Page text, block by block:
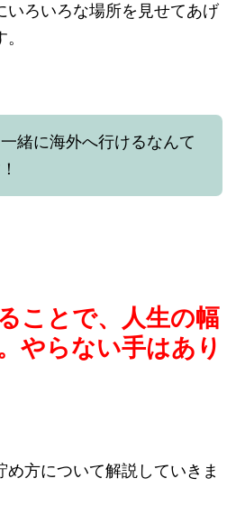
いろいろな場所を見せてあげ
緒に海外へ行けるなんて
ことで、人生の幅
やらない手はあり
め方について解説していきま